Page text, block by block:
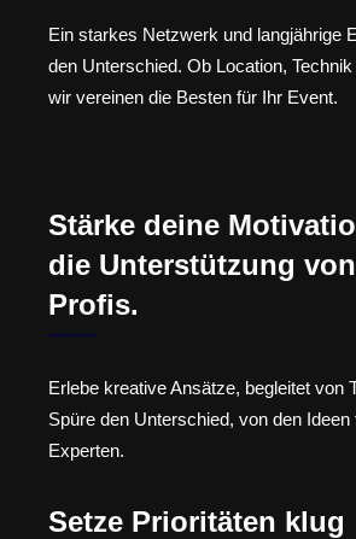
Ein starkes Netzwerk und langjährige
den Unterschied. Ob Location,
wir vereinen die Besten für Ihr Event.
Stärke deine
die Unterstützung
Profis.
Erlebe kreative Ansätze, begleitet von
Spüre den Unterschied, von den Ideen
Experten.
Setze Prioritäten klug